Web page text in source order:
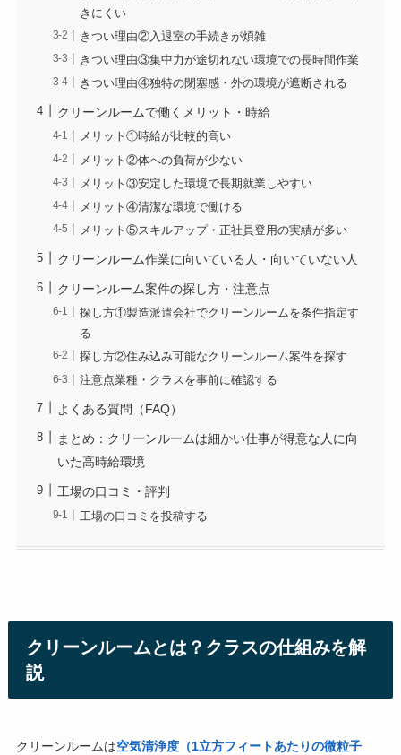
きにくい
きつい理由②入退室の手続きが煩雑
きつい理由③集中力が途切れない環境での長時間作業
きつい理由④独特の閉塞感・外の環境が遮断される
クリーンルームで働くメリット・時給
メリット①時給が比較的高い
メリット②体への負荷が少ない
メリット③安定した環境で長期就業しやすい
メリット④清潔な環境で働ける
メリット⑤スキルアップ・正社員登用の実績が多い
クリーンルーム作業に向いている人・向いていない人
クリーンルーム案件の探し方・注意点
探し方①製造派遣会社でクリーンルームを条件指定す
る
探し方②住み込み可能なクリーンルーム案件を探す
注意点業種・クラスを事前に確認する
よくある質問（FAQ）
まとめ：クリーンルームは細かい仕事が得意な人に向
いた高時給環境
工場の口コミ・評判
工場の口コミを投稿する
クリーンルームとは？クラスの仕組みを解
説
クリーンルームは空気清浄度（1立方フィートあたりの微粒子